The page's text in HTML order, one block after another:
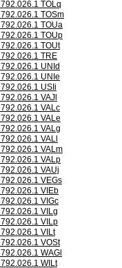
792.026.1 TOLq
792.026.1 TOSm
792.026.1 TOUa
792.026.1 TOUp
792.026.1 TOUt
792.026.1 TRE
792.026.1 UNId
792.026.1 UNIe
792.026.1 USIi
792.026.1 VAJl
792.026.1 VALc
792.026.1 VALe
792.026.1 VALg
792.026.1 VALl
792.026.1 VALm
792.026.1 VALp
792.026.1 VAUj
792.026.1 VEGs
792.026.1 VIEb
792.026.1 VIGc
792.026.1 VILg
792.026.1 VILp
792.026.1 VILt
792.026.1 VOSt
792.026.1 WAGl
792.026.1 WILt